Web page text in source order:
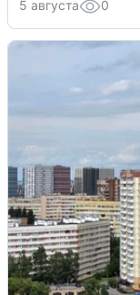
5 августа 0